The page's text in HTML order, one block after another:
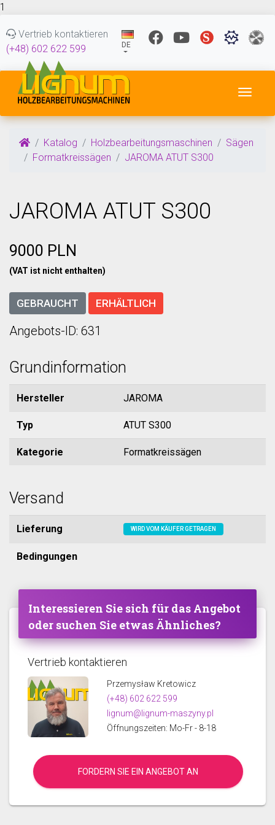
1
Vertrieb kontaktieren
(+48) 602 622 599
DE
Katalog Holzbearbeitungsmaschinen
Sägen
Formatkreissägen
JAROMA ATUT S300
JAROMA ATUT S300
9000 PLN
(VAT ist nicht enthalten)
GEBRAUCHT ERHÄLTLICH
Angebots-ID: 631
Grundinformation
Hersteller JAROMA
Typ ATUT S300
Kategorie Formatkreissägen
Versand
Lieferung WIRD VOM KÄUFER GETRAGEN
Bedingungen
Interessieren Sie sich für das Angebot
oder suchen Sie etwas Ähnliches?
Vertrieb kontaktieren
Przemysław Kretowicz
(+48) 602 622 599
lignum@lignum-maszyny.pl
Öffnungszeiten: Mo-Fr - 8-18
FORDERN SIE EIN ANGEBOT AN